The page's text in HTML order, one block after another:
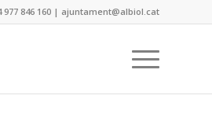
977 846 160 | ajuntament@albiol.cat